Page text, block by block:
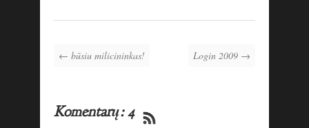
← būsiu milicininkas! Login 2009 →
Komentarų: 4